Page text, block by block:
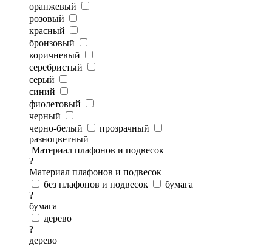
оранжевый
розовый
красный
бронзовый
коричневый
серебристый
серый
синий
фиолетовый
черный
черно-белый
прозрачный
разноцветный
Материал плафонов и подвесок
?
Материал плафонов и подвесок
без плафонов и подвесок
бумага
?
бумага
дерево
?
дерево